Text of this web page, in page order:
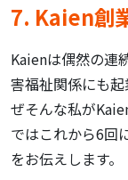
7. Kaien創
Kaienは偶然の連
害福祉関係にも
ぜそんな私が
ではこれから6回
をお伝えします。